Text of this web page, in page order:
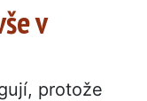
v
protože